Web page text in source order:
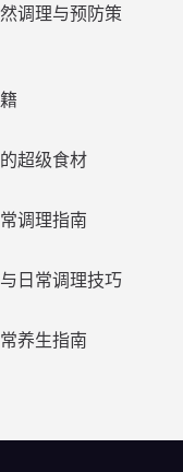
调理与预防策
超级食材
调理指南
日常调理技巧
养生指南